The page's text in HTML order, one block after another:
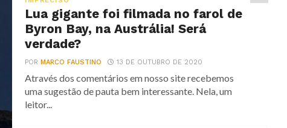
Lua gigante foi filmada no farol de
Byron Bay, na Austrália! Será
verdade?
PORMARCO FAUSTINO 13 DE OUTUBRO DE 2020
Através dos comentários em nosso site recebemos
uma sugestão de pauta bem interessante. Nela, um
leitor...